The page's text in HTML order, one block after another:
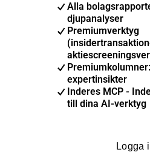
Alla
djupanalyser
Premiumverktyg
expertinsikter
Inderes MCP -
till dina AI-verktyg
Logga